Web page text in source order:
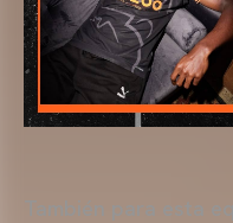
También para esta